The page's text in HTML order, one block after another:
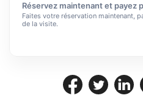
Réservez maintenant et payez
Faites votre réservation maintenant,
de la visite.